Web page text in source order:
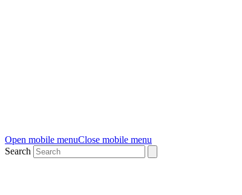
Open mobile menuClose mobile menu
Search